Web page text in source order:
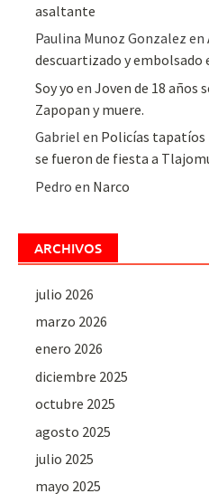
asaltante
Paulina Munoz Gonzalez en
descuartizado y embolsado
Soy yo enJoven de 18 años
Zapopan y muere.
Gabriel en Policías tapatíos
se fueron de fiesta a
Pedro en Narco
ARCHIVOS
julio 2026
marzo 2026
enero 2026
diciembre 2025
octubre 2025
agosto 2025
julio 2025
mayo 2025